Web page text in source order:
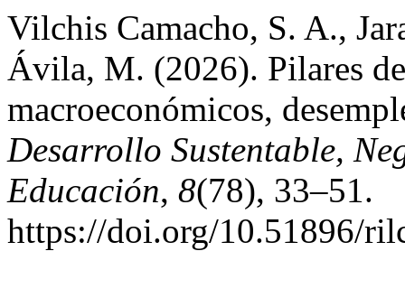
Vilchis Camacho, S. A.,
Ávila, M. (2026). Pilares
macroeconómicos,
Desarrollo Sustentable,
Educación, 8(78), 33–51.
https://doi.org/10.51896/